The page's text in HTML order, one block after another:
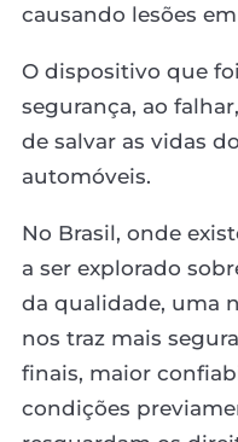
causando lesões
O dispositivo que
segurança, ao
de salvar as vidas
automóveis.
No Brasil, onde
a ser explorado
da qualidade, uma
nos traz mais
finais, maior
condições